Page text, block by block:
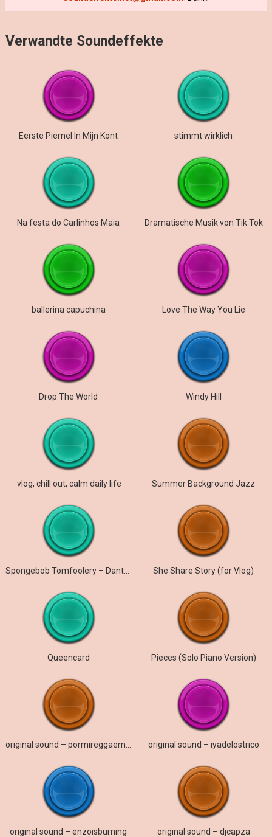
Verwandte Soundeffekte
Eerste Piemel In Mijn Kont stimmt wirklich
Na festa do Carlinhos Maia Dramatische Musik von Tik Tok
ballerina capuchina Love The Way You Lie
Drop The World Windy Hill
vlog, chill out, calm daily life Summer Background Jazz
Spongebob Tomfoolery – Dante9k Remix She Share Story (for Vlog)
Queencard Pieces (Solo Piano Version)
original sound – iyadelostrico
original sound – enzoisburning original sound – djcapza